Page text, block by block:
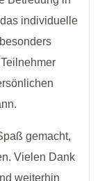
individuelle
gemacht,
Vielen Dank
weiterhin